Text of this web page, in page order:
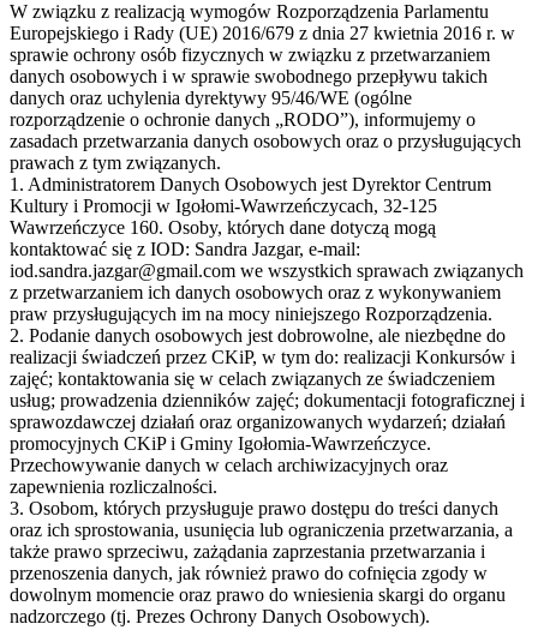
W związku z realizacją wymogów Rozporządzenia Parlamentu
Europejskiego i Rady (UE) 2016/679 z dnia 27 kwietnia 2016 r. w
sprawie ochrony osób fizycznych w związku z przetwarzaniem
danych osobowych i w sprawie swobodnego przepływu takich
danych oraz uchylenia dyrektywy 95/46/WE (ogólne
rozporządzenie o ochronie danych „RODO”), informujemy o
zasadach przetwarzania danych osobowych oraz o przysługujących
prawach z tym związanych.
1. Administratorem Danych Osobowych jest Dyrektor Centrum
Kultury i Promocji w Igołomi-Wawrzeńczycach, 32-125
Wawrzeńczyce 160. Osoby, których dane dotyczą mogą
kontaktować się z IOD: Sandra Jazgar, e-mail:
iod.sandra.jazgar@gmail.com we wszystkich sprawach związanych
z przetwarzaniem ich danych osobowych oraz z wykonywaniem
praw przysługujących im na mocy niniejszego Rozporządzenia.
2. Podanie danych osobowych jest dobrowolne, ale niezbędne do
realizacji świadczeń przez CKiP, w tym do: realizacji Konkursów i
zajęć; kontaktowania się w celach związanych ze świadczeniem
usług; prowadzenia dzienników zajęć; dokumentacji fotograficznej i
sprawozdawczej działań oraz organizowanych wydarzeń; działań
promocyjnych CKiP i Gminy Igołomia-Wawrzeńczyce.
Przechowywanie danych w celach archiwizacyjnych oraz
zapewnienia rozliczalności.
3. Osobom, których przysługuje prawo dostępu do treści danych
oraz ich sprostowania, usunięcia lub ograniczenia przetwarzania, a
także prawo sprzeciwu, zażądania zaprzestania przetwarzania i
przenoszenia danych, jak również prawo do cofnięcia zgody w
dowolnym momencie oraz prawo do wniesienia skargi do organu
nadzorczego (tj. Prezes Ochrony Danych Osobowych).